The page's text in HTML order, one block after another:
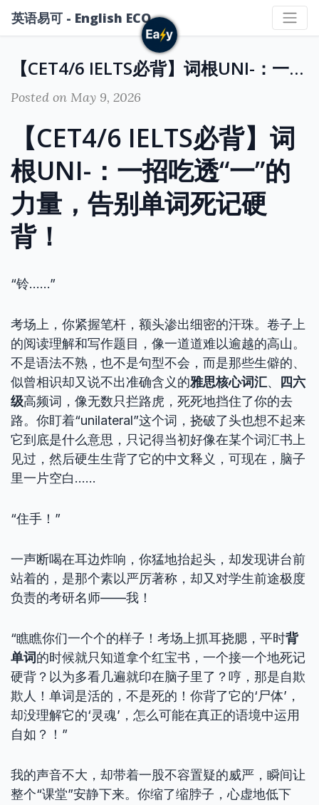
英语易可 - English ECO
【CET4/6 IELTS必背】词根UNI-：一招吃透“一”的力量，告别单词死记硬背！
Posted on May 9, 2026
【CET4/6 IELTS必背】词
根UNI-：一招吃透“一”的
力量，告别单词死记硬
背！
“铃……”
考场上，你紧握笔杆，额头渗出细密的汗珠。卷子上
的阅读理解和写作题目，像一道道难以逾越的高山。
不是语法不熟，也不是句型不会，而是那些生僻的、
似曾相识却又说不出准确含义的雅思核心词汇、
四六
级高频词，像无数只拦路虎，死死地挡住了你的去
路。你盯着“unilateral”这个词，挠破了头也想不起来
它到底是什么意思，只记得当初好像在某个词汇书上
见过，然后硬生生背了它的中文释义，可现在，脑子
里一片空白……
“住手！”
一声断喝在耳边炸响，你猛地抬起头，却发现讲台前
站着的，是那个素以严厉著称，却又对学生前途极度
负责的考研名师——我！
“瞧瞧你们一个个的样子！考场上抓耳挠腮，平时背
单词的时候就只知道拿个红宝书，一个接一个地死记
硬背？以为多看几遍就印在脑子里了？哼，那是自欺
欺人！单词是活的，不是死的！你背了它的‘尸体’，
却没理解它的‘灵魂’，怎么可能在真正的语境中运用
自如？！”
我的声音不大，却带着一股不容置疑的威严，瞬间让
整个“课堂”安静下来。你缩了缩脖子，心虚地低下